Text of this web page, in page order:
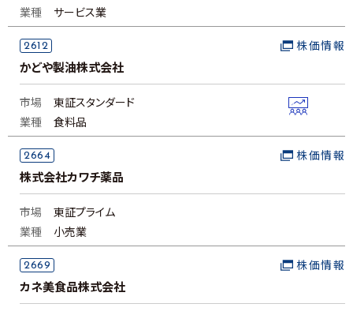
業種
サービス業
2612
かどや製油株式会社
株価情報
市場
東証スタンダード
業種
食料品
2664
株式会社カワチ薬品
株価情報
市場
東証プライム
業種
小売業
2669
カネ美食品株式会社
株価情報